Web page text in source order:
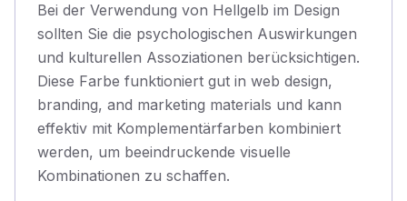
Bei der Verwendung von Hellgelb im Design
sollten Sie die psychologischen Auswirkungen
und kulturellen Assoziationen berücksichtigen.
Diese Farbe funktioniert gut in web design,
branding, and marketing materials und kann
effektiv mit Komplementärfarben kombiniert
werden, um beeindruckende visuelle
Kombinationen zu schaffen.